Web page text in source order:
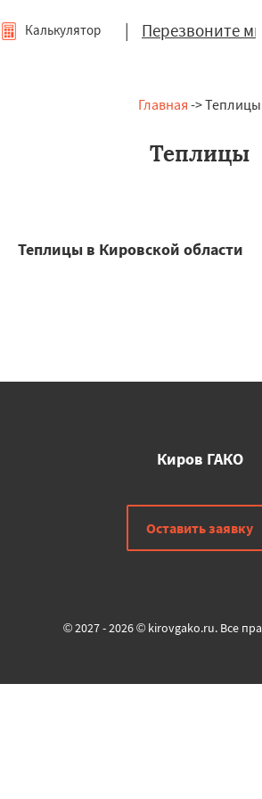
| Перезвоните мне
Калькулятор
Главная -> Теплицы
Теплицы
Теплицы в Кировской области
Киров ГАКО
Оставить заявку
© 2027 - 2026 © kirovgako.ru. Все